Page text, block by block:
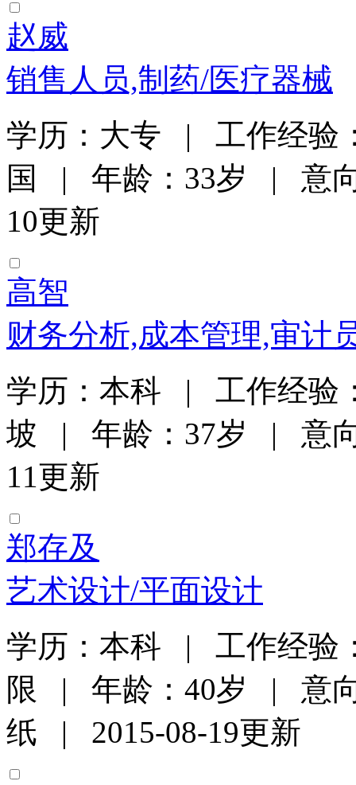
赵威
销售人员,制药/医疗器械
学历：大专 | 工作经验
国 | 年龄：33岁 | 意
10更新
高智
财务分析,成本管理,审计
学历：本科 | 工作经验
坡 | 年龄：37岁 | 意
11更新
郑存及
艺术设计/平面设计
学历：本科 | 工作经验
限 | 年龄：40岁 | 意向
纸 | 2015-08-19更新